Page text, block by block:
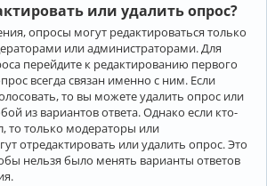
или удалить опрос?
опросы могут редактироваться только
или администраторами. Для
перейдите к редактированию первого
всегда связан именно с ним. Если
то вы можете удалить опрос или
из вариантов ответа. Однако если кто-
то только модераторы или
отредактировать или удалить опрос. Это
нельзя было менять варианты ответов